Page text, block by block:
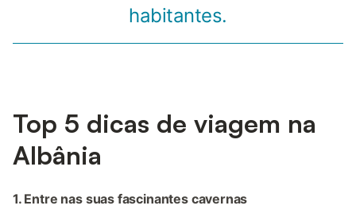
habitantes.
Top 5 dicas de viagem na
Albânia
1. Entre nas suas fascinantes cavernas